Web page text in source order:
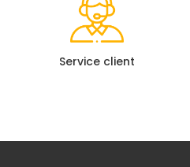
Service client